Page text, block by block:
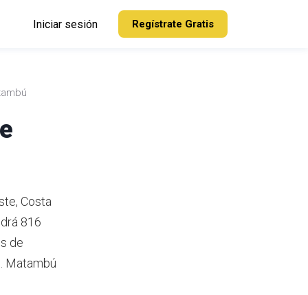
Iniciar sesión Regístrate Gratis
Costa
816
de
Matambú